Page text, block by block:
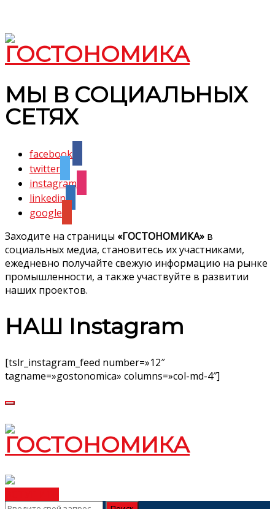
МЫ В СОЦИАЛЬНЫХ
СЕТЯХ
facebook
twitter
instagram
linkedin
google
Заходите на страницы «ГОСТОНОМИКА» в
социальных медиа, становитесь их участниками,
ежедневно получайте свежую информацию на рынке
промышленности, а также участвуйте в развитии
наших проектов.
НАШ Instagram
[tslr_instagram_feed number=»12″
tagname=»gostonomica» columns=»col-md-4″]